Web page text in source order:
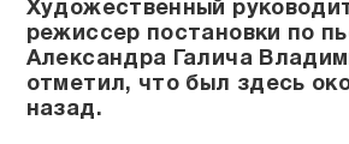
Художественный
режиссер постановки по
Александра Галича
отметил, что был здесь
назад.